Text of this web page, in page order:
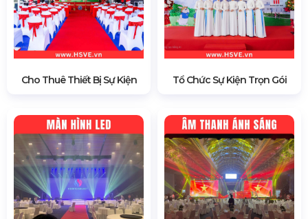
Cho Thuê Thiết Bị Sự Kiện Tổ Chức Sự Kiện Trọn Gói